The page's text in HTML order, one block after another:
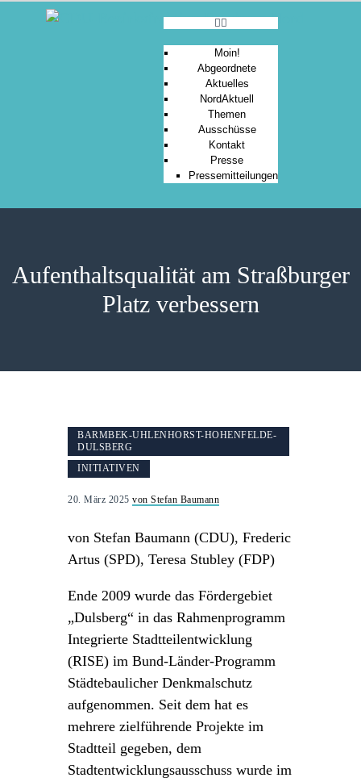
Moin!
Abgeordnete
Aktuelles
NordAktuell
Themen
Ausschüsse
Kontakt
Presse
Pressemitteilungen
Aufenthaltsqualität am Straßburger
Platz verbessern
ABGEORDNETE
NORDAKTUELL
BARMBEK-UHLENHORST-HOHENFELDE-
DULSBERG
INITIATIVEN
20. März 2025 von Stefan Baumann
von Stefan Baumann (CDU), Frederic
Artus (SPD), Teresa Stubley (FDP)
Ende 2009 wurde das Fördergebiet
„Dulsberg“ in das Rahmenprogramm
Integrierte Stadtteilentwicklung
(RISE) im Bund-Länder-Programm
Städtebaulicher Denkmalschutz
aufgenommen. Seit dem hat es
mehrere zielführende Projekte im
Stadtteil gegeben, dem
Stadtentwicklungsausschuss wurde im